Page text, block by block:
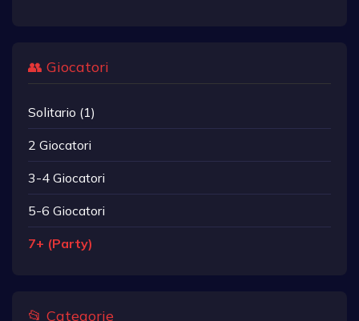
👥 Giocatori
Solitario (1)
2 Giocatori
3-4 Giocatori
5-6 Giocatori
7+ (Party)
📂 Categorie